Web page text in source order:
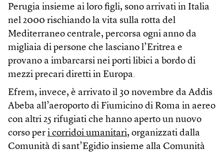
Perugia insieme ai loro figli, sono arrivati in Italia
nel 2000 rischiando la vita sulla rotta del
Mediterraneo centrale, percorsa ogni anno da
migliaia di persone che lasciano l’Eritrea e
provano a imbarcarsi nei porti libici a bordo di
mezzi precari diretti in Europa.
Efrem, invece, è arrivato il 30 novembre da Addis
Abeba all’aeroporto di Fiumicino di Roma in aereo
con altri 25 rifugiati che hanno aperto un nuovo
corso per i corridoi umanitari, organizzati dalla
Comunità di sant’Egidio insieme alla Comunità